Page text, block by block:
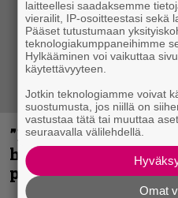
”Mitalini näyttää
huippu-uimari
palkinnollaan
laitteellesi saadaksemme
vierailit, IP-osoitteestasi sekä
Pääset tutustumaan
teknologiakumppaneihimme
Hylkääminen voi vaikuttaa
käytettävyyteen.
Jotkin teknologiamme voivat
suostumusta, jos niillä on
vastustaa tätä tai muuttaa
seuraavalla välilehdellä.
Omat